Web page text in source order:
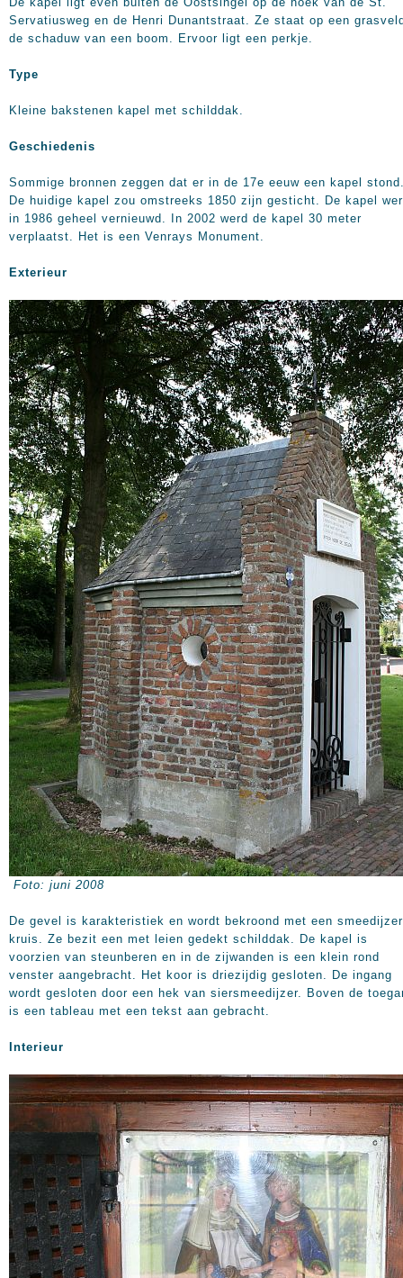
Servatiusweg en de Henri Dunantstraat. Ze staat op een
de schaduw van een boom. Ervoor ligt een perkje.
Type
Kleine bakstenen kapel met schilddak.
Geschiedenis
Sommige bronnen zeggen dat er in de 17e eeuw een kapel
De huidige kapel zou omstreeks 1850 zijn gesticht. De kapel
in 1986 geheel vernieuwd. In 2002 werd de kapel 30 meter
verplaatst. Het is een Venrays Monument.
Exterieur
Foto: juni 2008
De gevel is karakteristiek en wordt bekroond met een
kruis. Ze bezit een met leien gedekt schilddak. De kapel is
voorzien van steunberen en in de zijwanden is een klein rond
venster aangebracht. Het koor is driezijdig gesloten. De ingang
wordt gesloten door een hek van siersmeedijzer. Boven de
is een tableau met een tekst aan gebracht.
Interieur